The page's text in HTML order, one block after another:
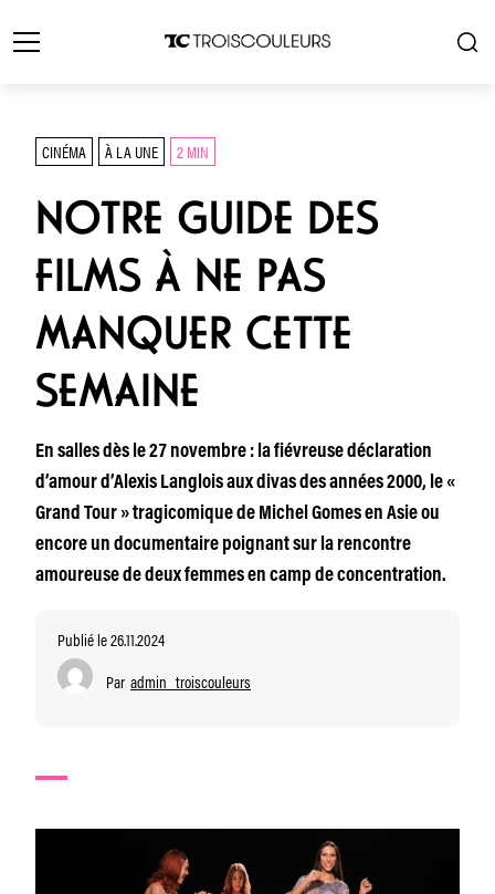
CINÉMA À LA UNE 2 MIN
NOTRE GUIDE DES
FILMS À NE PAS
MANQUER CETTE
SEMAINE
En salles dès le 27 novembre : la fiévreuse déclaration
d’amour d’Alexis Langlois aux divas des années 2000, le «
Grand Tour » tragicomique de Michel Gomes en Asie ou
encore un documentaire poignant sur la rencontre
amoureuse de deux femmes en camp de concentration.
Publié le 26.11.2024
Par admin_troiscouleurs